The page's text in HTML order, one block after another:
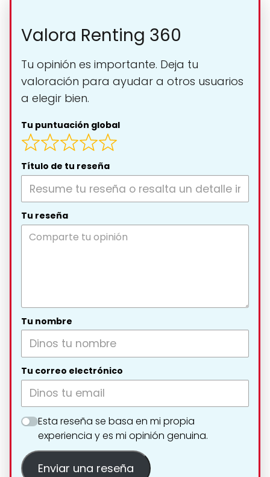
Valora Renting 360
Tu opinión es importante. Deja tu
valoración para ayudar a otros usuarios
a elegir bien.
Tu puntuación global
Título de tu reseña
Tu reseña
Tu nombre
Tu correo electrónico
Esta reseña se basa en mi propia
experiencia y es mi opinión genuina.
Enviar una reseña